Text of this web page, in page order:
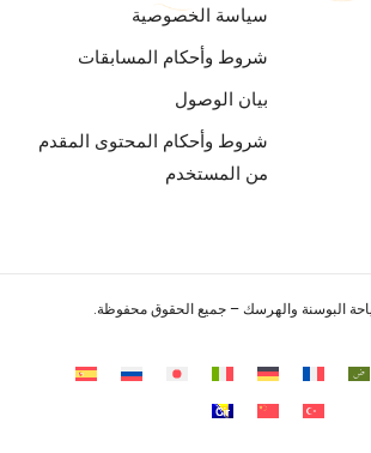
سياسة الخصوصية
شروط وأحكام المسابقات
بيان الوصول
شروط وأحكام المحتوى المقدم
من المستخدم